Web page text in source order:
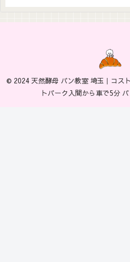
© 2024 天然酵母 パン教室 埼玉｜コス
トパーク入間から車で5分